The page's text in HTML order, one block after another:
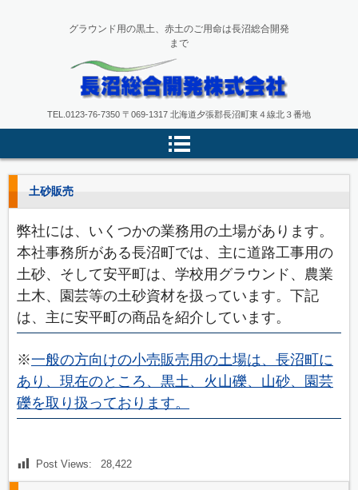
長沼総合開発株式会社
グラウンド用の黒土、赤土のご用命は長沼総合開発
まで
TEL. 0123-76-7350 〒069-1317 北海道夕張郡長沼町東４線北３番地
土砂販売
弊社には、いくつかの業務用の土場があります。
本社事務所がある長沼町では、主に道路工事用の
土砂、そして安平町は、学校用グラウンド、農業
土木、園芸等の土砂資材を扱っています。下記
は、主に安平町の商品を紹介しています。
※一般の方向けの小売販売用の土場は、長沼町に
あり、現在のところ、黒土、火山礫、山砂、園芸
礫を取り扱っております。
Post Views: 28,422